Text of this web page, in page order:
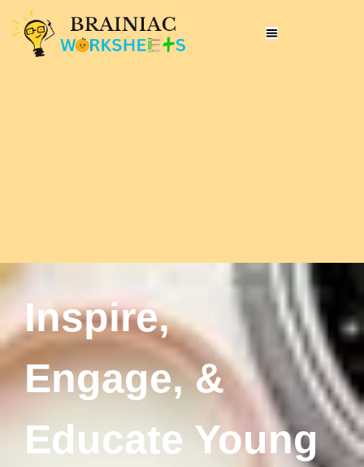
Inspire,
Engage, &
Educate Young